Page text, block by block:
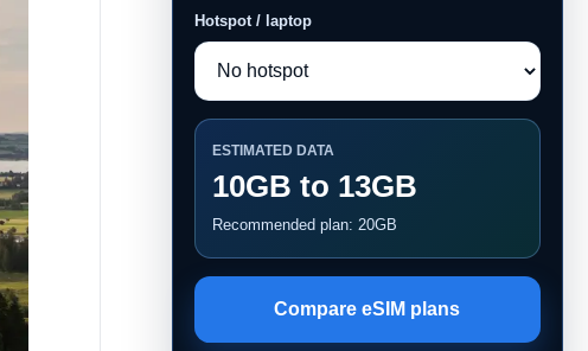
Hotspot / laptop
ESTIMATED DATA
10GB to 13GB
Recommended plan: 20GB
Compare eSIM plans